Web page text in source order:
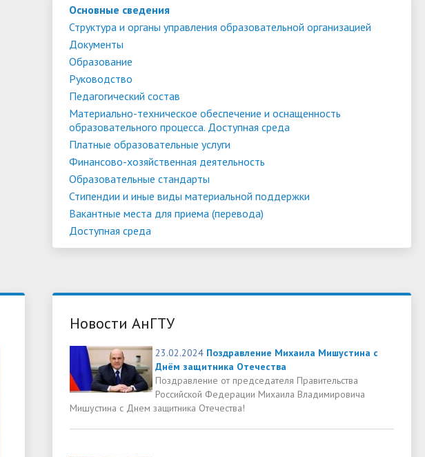
Основные сведения
Структура и органы управления образовательной организацией
Документы
Образование
Руководство
Педагогический состав
Материально-техническое обеспечение и оснащенность
образовательного процесса. Доступная среда
Платные образовательные услуги
Финансово-хозяйственная деятельность
Образовательные стандарты
Стипендии и иные виды материальной поддержки
Вакантные места для приема (перевода)
Доступная среда
Новости АнГТУ
23.02.2024 Поздравление Михаила Мишустина с
Днём защитника Отечества
Поздравление от председателя Правительства
Российской Федерации Михаила Владимировича
Мишустина с Днем защитника Отечества!